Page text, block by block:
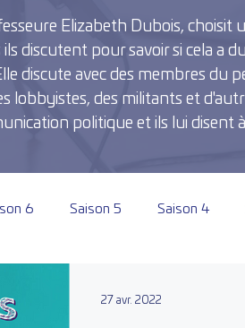
Elizabeth Dubois,
discutent pour savoir si cela a
discute avec des membres du
lobbyistes, des militants et
politique et ils lui disent
6 Saison 5 Saison 4
27 avr. 2022